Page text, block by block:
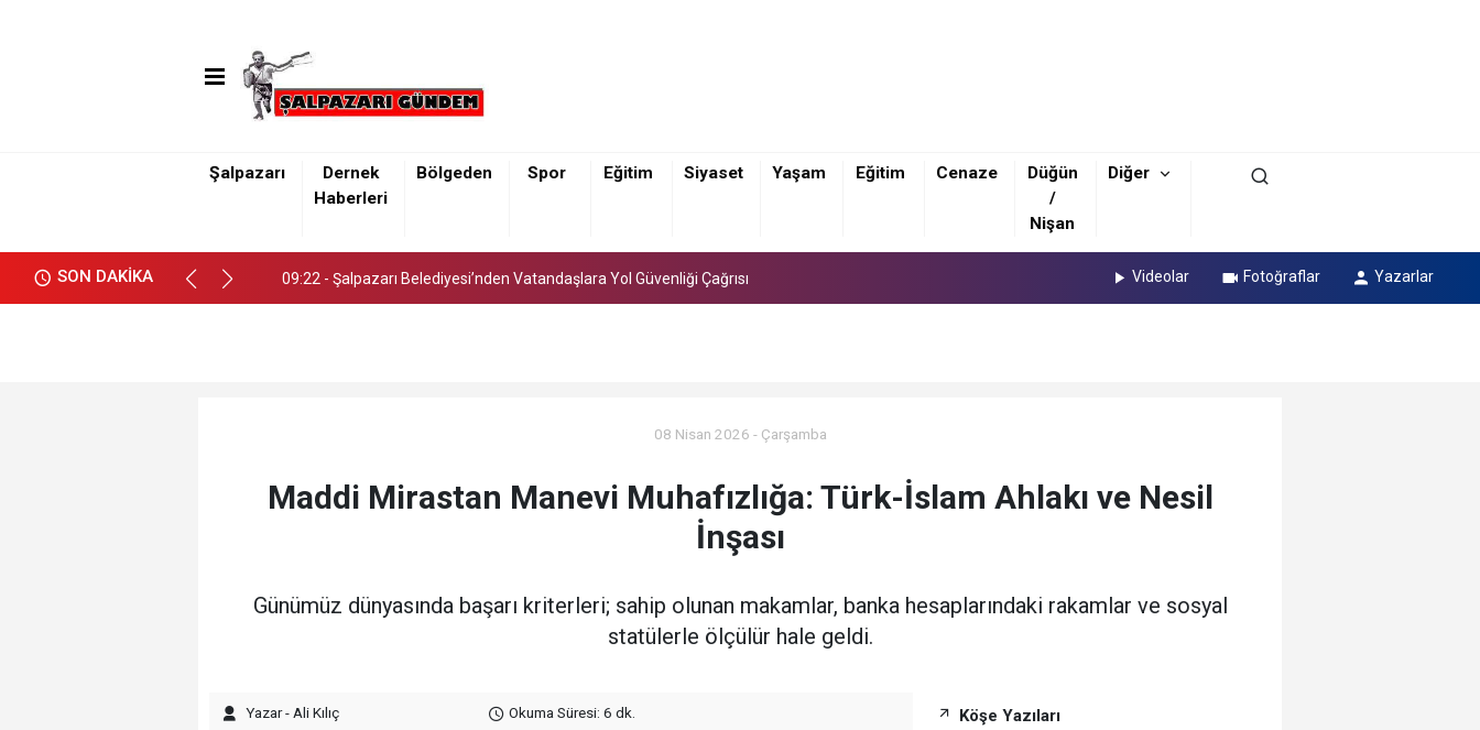
Şalpazarı
Dernek
Haberleri
Bölgeden Spor Eğitim Siyaset Yaşam Eğitim Cenaze
Düğün
/
Nişan
Diğer
SON DAKİKA
09:22 - Şalpazarı Belediyesi’nden Vatandaşlara Yol Güvenliği Çağrısı
09:22 - Şalpazarı Belediyesi’nden Vatandaşlara Yol Güvenliği Çağrısı Videolar Fotoğraflar Yazarlar
08 Nisan 2026 - Çarşamba
Maddi Mirastan Manevi Muhafızlığa: Türk-İslam Ahlakı ve Nesil
İnşası
​Günümüz dünyasında başarı kriterleri; sahip olunan makamlar, banka hesaplarındaki rakamlar ve sosyal
statülerle ölçülür hale geldi.
Yazar - Ali Kılıç Okuma Süresi: 6 dk. Köşe Yazıları